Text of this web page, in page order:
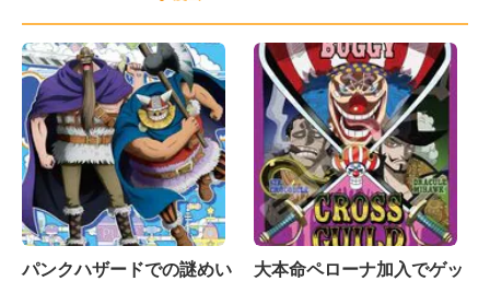
パンクハザードでの謎めい
大本命ペローナ加入でゲッ